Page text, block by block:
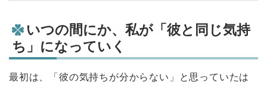
いつの間にか、私が「彼と同じ気持
ち」になっていく
最初は、「彼の気持ちが分からない」と思っていたは